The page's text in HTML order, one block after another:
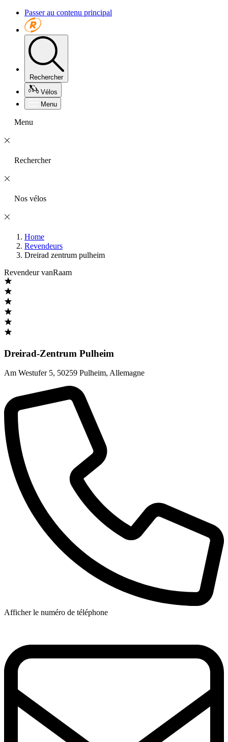
Passer au contenu principal
Rechercher
Vélos
Menu
Menu
Rechercher
Nos vélos
Home
Revendeurs
Dreirad zentrum pulheim
Revendeur vanRaam
Dreirad-Zentrum Pulheim
Am Westufer 5, 50259 Pulheim, Allemagne
Afficher le numéro de téléphone